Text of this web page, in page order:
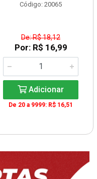
Código: 20065
De: R$ 18,12
Por: R$ 16,99
Adicionar
De 20 a 9999: R$ 16,51